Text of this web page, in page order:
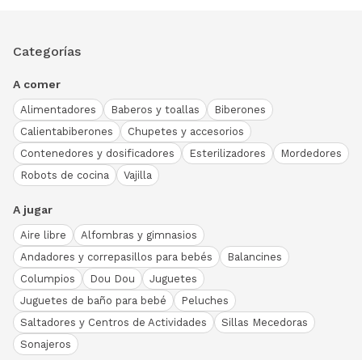
Categorías
A comer
Alimentadores Baberos y toallas
Biberones
Calientabiberones
Chupetes y accesorios
Contenedores y dosificadores
Esterilizadores
Mordedores
Robots de cocina
Vajilla
A jugar
Aire libre
Alfombras y gimnasios
Andadores y correpasillos para bebés
Balancines
Columpios
Dou Dou
Juguetes
Juguetes de baño para bebé
Peluches
Saltadores y Centros de Actividades
Sillas Mecedoras
Sonajeros